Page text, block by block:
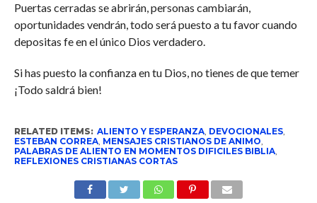
Puertas cerradas se abrirán, personas cambiarán,
oportunidades vendrán, todo será puesto a tu favor cuando
depositas fe en el único Dios verdadero.
Si has puesto la confianza en tu Dios, no tienes de que temer
¡Todo saldrá bien!
RELATED ITEMS: ALIENTO Y ESPERANZA, DEVOCIONALES,
ESTEBAN CORREA, MENSAJES CRISTIANOS DE ANIMO,
PALABRAS DE ALIENTO EN MOMENTOS DIFICILES BIBLIA,
REFLEXIONES CRISTIANAS CORTAS